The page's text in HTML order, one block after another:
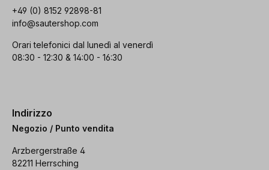
+49 (0) 8152 92898-81
info@sautershop.com
Orari telefonici dal lunedì al venerdì
08:30 - 12:30 & 14:00 - 16:30
Indirizzo
Negozio / Punto vendita
Arzbergerstraße 4
82211 Herrsching